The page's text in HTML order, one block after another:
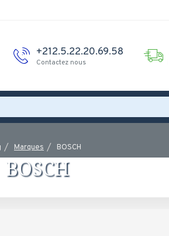
+212.5.22.20.69.58
Contactez nous
Marques BOSCH
BOSCH